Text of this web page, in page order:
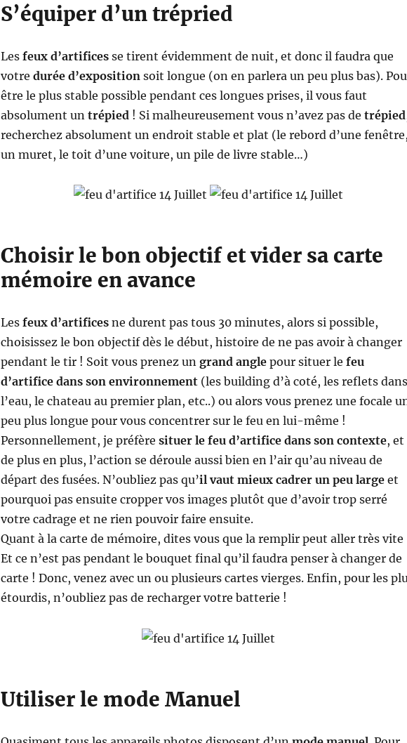
S’équiper d’un trépried
Les feux d’artificesse tirent évidemment de nuit, et donc il faudra que
votre durée d’exposition soit longue (on en parlera un peu plus bas).
être le plus stable possible pendant ces longues prises, il vous faut
absolument un trépied ! Si malheureusement vous n’avez pas de trépied
recherchez absolument un endroit stable et plat (le rebord d’une
un muret, le toit d’une voiture, un pile de livre stable…)
Choisir le bon objectif et vider sa carte
mémoire en avance
Les feux d’artificesne durent pas tous 30 minutes, alors si possible,
choisissez le bon objectif dès le début, histoire de ne pas avoir à changer
pendant le tir ! Soit vous prenez un grand anglepour situer le feu
d’artifice dans son environnement(les building d’à coté, les reflets dans
l’eau, le chateau au premier plan, etc..) ou alors vous prenez une focale
peu plus longue pour vous concentrer sur le feu en lui-même !
Personnellement, je préfère situer le feu d’artifice dans son contexte, et
de plus en plus, l’action se déroule aussi bien en l’air qu’au niveau de
départ des fusées. N’oubliez pas qu’il vaut mieux cadrer un peu largeet
pourquoi pas ensuite cropper vos images plutôt que d’avoir trop serré
votre cadrage et ne rien pouvoir faire ensuite.
Quant à la carte de mémoire, dites vous que la remplir peut aller très vite
Et ce n’est pas pendant le bouquet final qu’il faudra penser à changer de
carte ! Donc, venez avec un ou plusieurs cartes vierges. Enfin, pour les
étourdis, n’oubliez pas de recharger votre batterie !
Utiliser le mode Manuel